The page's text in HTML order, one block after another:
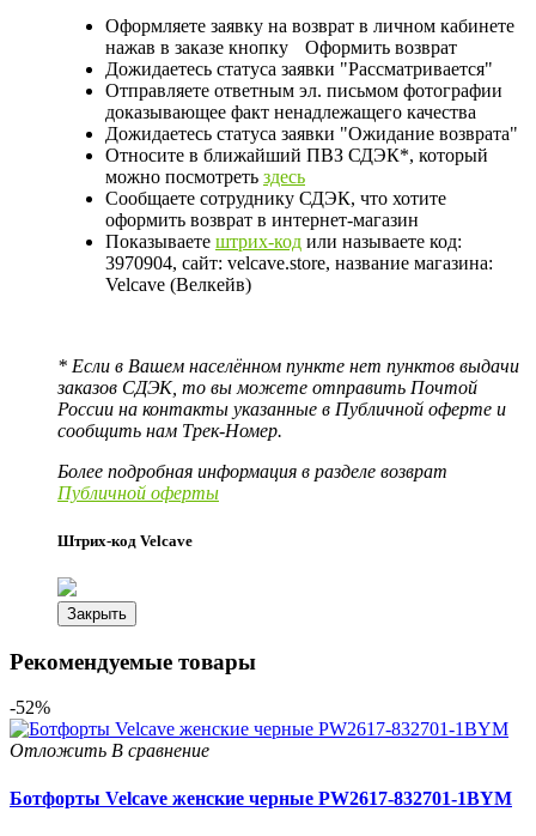
Оформляете заявку на возврат в личном кабинете
нажав в заказе кнопку
Оформить возврат
Дожидаетесь статуса заявки "Рассматривается"
Отправляете ответным эл. письмом фотографии
доказывающее факт ненадлежащего качества
Дожидаетесь статуса заявки "Ожидание возврата"
Относите в ближайший ПВЗ СДЭК*, который
можно посмотреть здесь
Сообщаете сотруднику СДЭК, что хотите
оформить возврат в интернет-магазин
Показываете штрих-код или называете код:
3970904, сайт: velcave.store, название магазина:
Velcave (Велкейв)
* Если в Вашем населённом пункте нет пунктов выдачи
заказов СДЭК, то вы можете отправить Почтой
России на контакты указанные в Публичной оферте и
сообщить нам Трек-Номер.
Более подробная информация в разделе возврат
Публичной оферты
Штрих-код Velcave
Закрыть
Рекомендуемые товары
-52%
Отложить В сравнение
Ботфорты Velcave женские черные PW2617-832701-1BYM